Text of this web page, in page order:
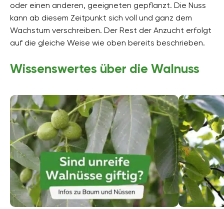
oder einen anderen, geeigneten gepflanzt. Die Nuss
kann ab diesem Zeitpunkt sich voll und ganz dem
Wachstum verschreiben. Der Rest der Anzucht erfolgt
auf die gleiche Weise wie oben bereits beschrieben.
Wissenswertes über die Walnuss